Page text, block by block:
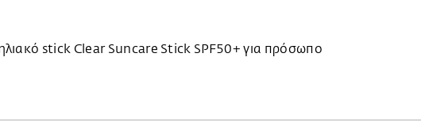
stick Clear Suncare Stick SPF50+ για πρόσωπο